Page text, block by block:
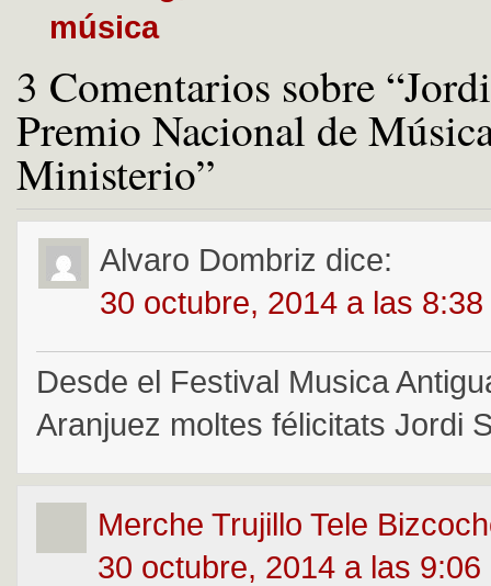
música
3 Comentarios sobre
Premio Nacional de
Ministerio”
Alvaro Dombriz dice:
30 octubre, 2014 a las 8:38
Desde el Festival Musica
Aranjuez moltes félicitats Jordi
Merche Trujillo Tele
30 octubre, 2014 a las 9:06